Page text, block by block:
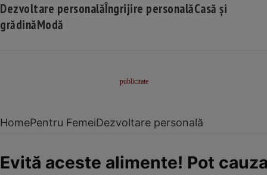
Dezvoltare personalăÎngrijire personalăCasă și
grădinăModă
HomePentru FemeiDezvoltare personală
Evită aceste alimente! Pot